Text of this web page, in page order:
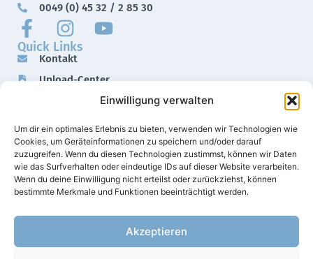
Einwilligung verwalten
Um dir ein optimales Erlebnis zu bieten, verwenden wir Technologien wie
Cookies, um Geräteinformationen zu speichern und/oder darauf
zuzugreifen. Wenn du diesen Technologien zustimmst, können wir Daten
wie das Surfverhalten oder eindeutige IDs auf dieser Website verarbeiten.
Wenn du deine Einwilligung nicht erteilst oder zurückziehst, können
bestimmte Merkmale und Funktionen beeinträchtigt werden.
Akzeptieren
0049 (0) 45 32 / 2 85 30
Quick Links
Kontakt
Upload-Center
Datenschutz